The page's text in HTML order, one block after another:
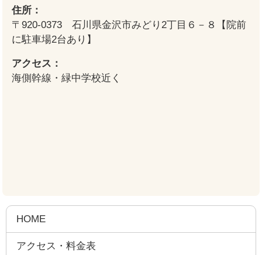
住所：
〒920-0373 石川県金沢市みどり2丁目６－８【院前
に駐車場2台あり】
アクセス：
海側幹線・緑中学校近く
HOME
アクセス・料金表